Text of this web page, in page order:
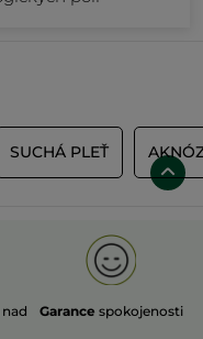
SUCHÁ PLEŤ
nad
Garance spokojenosti